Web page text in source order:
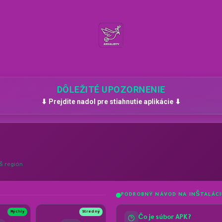
DÔLEŽITÉ UPOZORNENIE
⬇ Prejdite nadol pre stiahnutie aplikácie ⬇